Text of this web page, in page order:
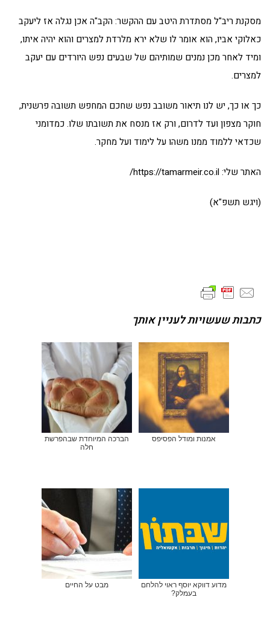
מסקנת ריב"ל מסתדרת היטב עם ההקשר: הקב"ה אכן נגלה אז ליעקב
כאלוקי אביו, הוא אומר לו שלא ירא מלרדת למצרים והוא יהיה איתו,
ומיד לאחר מכן נמנים שמותיהם של שבעים נפש היורדים עם יעקב
למצרים.
כך או כך, יש לנו תיאור משובב נפש שחכם המחפש תשובה פרשנית,
חוקר מצפון ועד לדרום, ורק אז מנסח את תשובתו שלו. כמדומני
שכדאי ללמוד ממנו משהו על לימוד ועל מחקר.
האתר שלי:https://tamarmeir.co.il/
(ויגש תשפ"א)
כתבות שעשויות לעניין אותך
אמנות ומודל הפסיפס
הברכה המיוחדת שבהפרשת
חלה
מדוע דווקא יוסף ראוי להלחם
בעמלק?
מבט על החיים